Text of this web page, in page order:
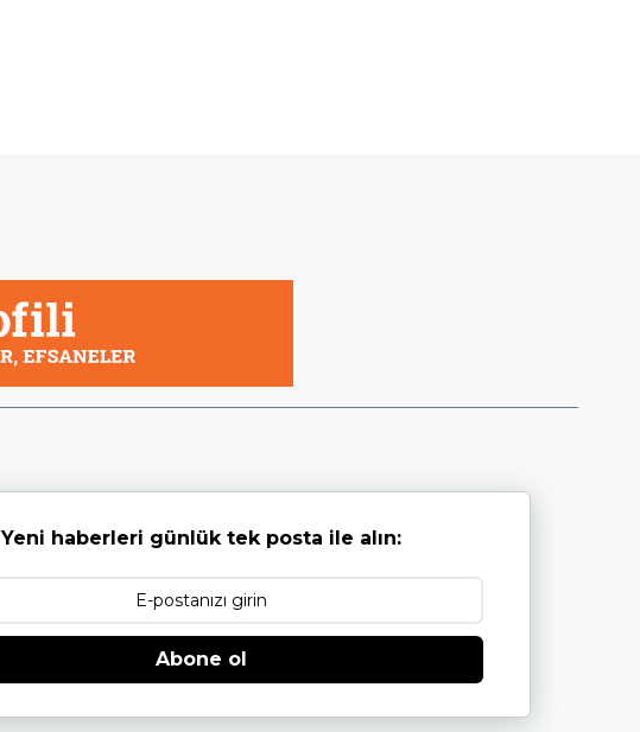
Yeni haberleri günlük tek posta ile alın:
Abone ol